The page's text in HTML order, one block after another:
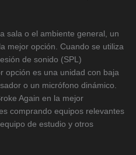
sala o el ambiente general, un
mejor opción. Cuando se utiliza
de sonido (SPL)
opción es una unidad con baja
o un micrófono dinámico.
Again en la mejor
comprando equipos relevantes
de estudio y otros